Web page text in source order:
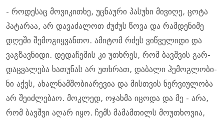
- რო­დე­საც მო­ვი­კი­თხე, უც­ნა­უ­რი პა­სუ­ხი მი­ვი­ღე, ცოტა
პა­ტა­რაა, არ და­ვა­ძა­ლოთ ძუ­ძუს წოვა და რამ­დე­ნი­მე
დღე­ში შე­მო­გიყ­ვან­თო. ამი­ტომ რძეს ვიწ­ვე­ლი­დი და
ვაგ­ზავ­ნი­დი. დე­და­ჩე­მის კი უთხრეს, რომ ბავ­შვის გარ­
დაც­ვა­ლე­ბა ხა­თუ­ნას არ უთხრათ, და­ბა­ლი ჰე­მოგ­ლო­ბი­
ნი აქვს, ახალ­ნამ­შო­ბი­ა­რე­ვია და მის­თვის ნერ­ვი­უ­ლო­ბა
არ შე­იძ­ლე­ბაო. მოკ­ლედ, ოჯახ­მა იცო­და და მე - არა,
რომ ბავ­შვი აღარ იყო. ჩემს მა­მამ­თილს მო­უ­თხო­ვია,